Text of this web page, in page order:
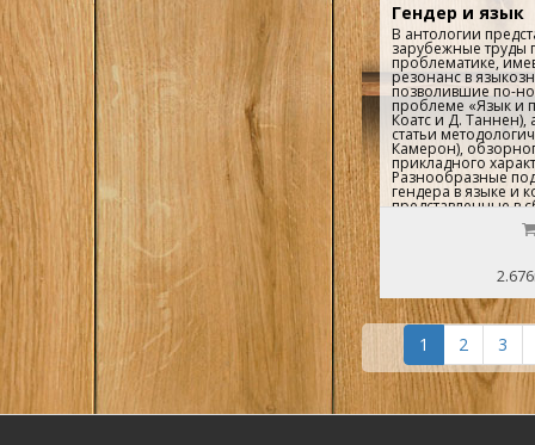
Гендер и язык
В антологии
зарубежные труды
проблематике,
резонанс в
позволившие по-
проблеме «Язык и
Коатс и Д. Таннен),
статьи
Камерон),
прикладного
Разнообразные
гендера в языке и
представленные в
позволяют
наиболее
взглядов в
специалистам в
исследований,
студентам, а
читателей,
гендерной
1 2 3